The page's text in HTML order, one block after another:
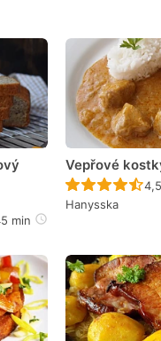
nebyl hodnocen
min
Vepřové
4,5
Hanysska